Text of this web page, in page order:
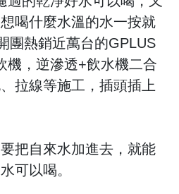
喝什麼水溫的水一按就
團熱銷近萬台的GPLUS
機，逆滲透+飲水機二合
拉線等施工，插頭插上
把自來水加進去，就能
可以喝。